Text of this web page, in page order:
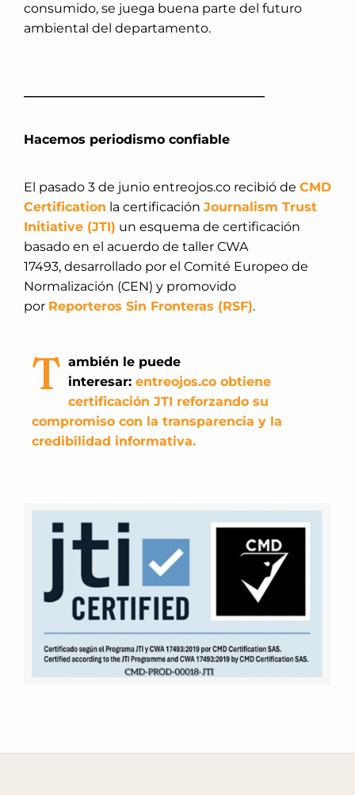
consumido, se juega buena parte del futuro
ambiental del departamento.
Hacemos periodismo confiable
El pasado 3 de junio entreojos.co recibió de CMD
Certification la certificación Journalism Trust
Initiative (JTI) un esquema de certificación
basado en el acuerdo de taller CWA
17493, desarrollado por el Comité Europeo de
Normalización (CEN) y promovido
por Reporteros Sin Fronteras (RSF).
T ambién le puede
interesar: entreojos.co obtiene
certificación JTI reforzando su
compromiso con la transparencia y la
credibilidad informativa.